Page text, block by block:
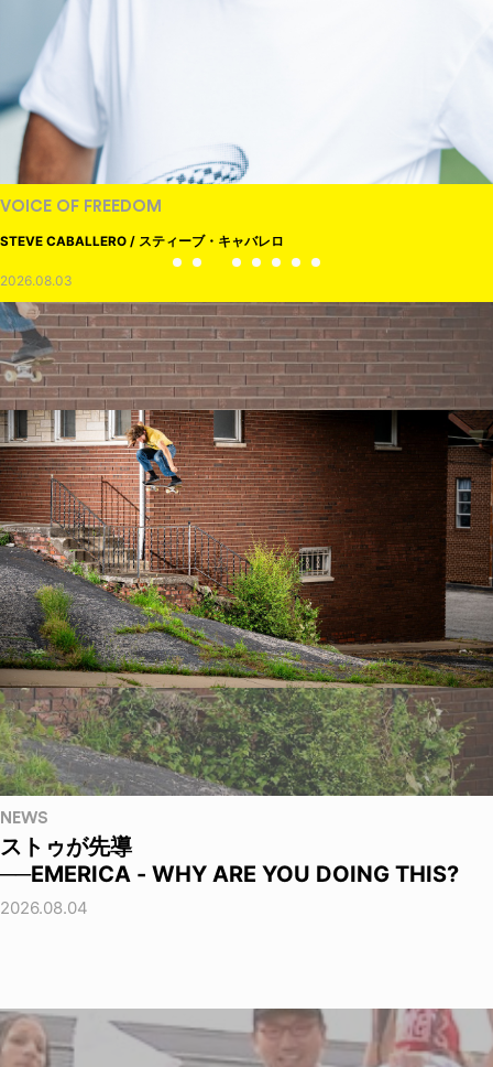
VOICE OF FREEDOM
STEVE CABALLERO / スティーブ・キャバレロ
2026.08.03
NEWS
ストゥが先導
──EMERICA - WHY ARE YOU DOING THIS?
2026.08.04